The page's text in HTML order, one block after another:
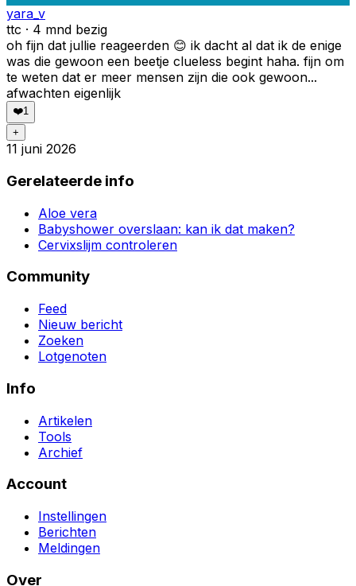
yara_v
ttc · 4 mnd bezig
oh fijn dat jullie reageerden 😊 ik dacht al dat ik de enige
was die gewoon een beetje clueless begint haha. fijn om
te weten dat er meer mensen zijn die ook gewoon...
afwachten eigenlijk
❤️1
+
11 juni 2026
Gerelateerde info
Aloe vera
Babyshower overslaan: kan ik dat maken?
Cervixslijm controleren
Community
Feed
Nieuw bericht
Zoeken
Lotgenoten
Info
Artikelen
Tools
Archief
Account
Instellingen
Berichten
Meldingen
Over